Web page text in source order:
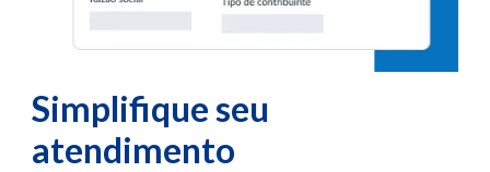
Simplifique seu
atendimento